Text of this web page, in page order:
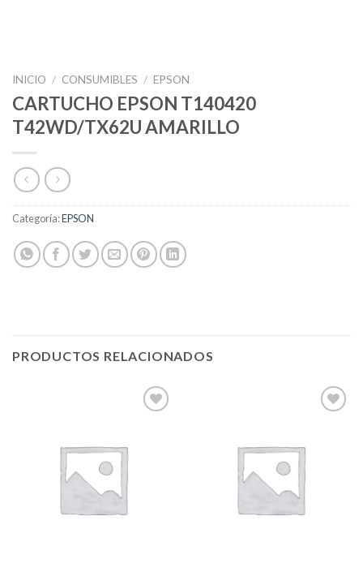
INICIO / CONSUMIBLES / EPSON
CARTUCHO EPSON T140420
T42WD/TX62U AMARILLO
Categoría:EPSON
PRODUCTOS RELACIONADOS